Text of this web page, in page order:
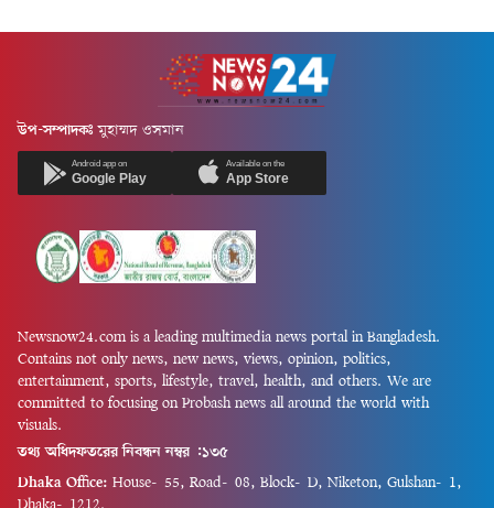
উপ-সম্পাদকঃ মুহাম্মদ ওসমান
Android app on
Google Play
Available on the
App Store
Newsnow24.com is a leading multimedia news portal in Bangladesh.
Contains not only news, new news, views, opinion, politics,
entertainment, sports, lifestyle, travel, health, and others. We are
committed to focusing on Probash news all around the world with
visuals.
তথ্য অধিদফতরের নিবন্ধন নম্বর :১৩৫
Dhaka Office: House-55, Road-08, Block-D, Niketon, Gulshan-1,